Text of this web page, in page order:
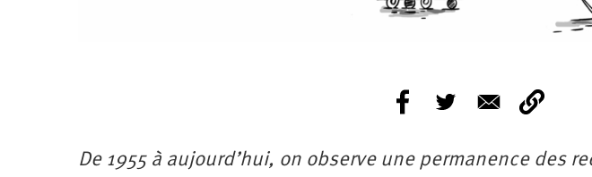
Moyen-
De 1955 à aujourd’hui, on observe une permanence des